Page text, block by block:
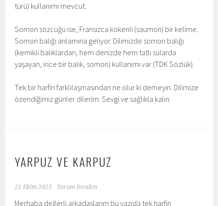
türü) kullanımı mevcut.
Somon sözcüğü ise, Fransızca kökenli (saumon) bir kelime.
Somon balığı anlamına geliyor. Dilimizde somon balığı
(kemikli balıklardan, hem denizde hem tatlı sularda
yaşayan, irice bir balık, somon) kullanımı var (TDK Sözlük).
Tek bir harfin farklılaşmasından ne olur ki demeyin. Dilimize
özendiğimiz günler dilerim. Sevgi ve sağlıkla kalın.
YARPUZ VE KARPUZ
21 Ekim 2025 Yorum bırakın
Merhaba değerli arkadaşlarım bu yazıda tek harfin